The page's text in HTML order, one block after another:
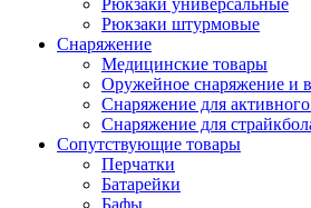
Рюкзаки универсальные
Рюкзаки штурмовые
Снаряжение
Медицинские товары
Оружейное снаряжение и
Снаряжение для
Снаряжение для
Сопутствующие товары
Перчатки
Батарейки
Бафы